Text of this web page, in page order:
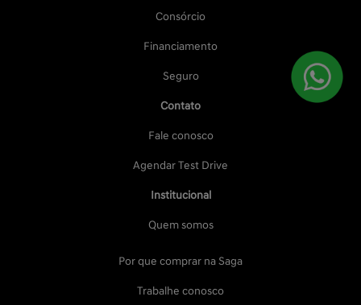
Consórcio
Financiamento
Seguro
Contato
Fale conosco
Agendar Test Drive
Institucional
Quem somos
Por que comprar na Saga
Trabalhe conosco